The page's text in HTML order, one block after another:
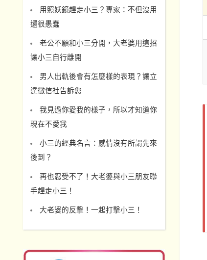
用照妖鏡趕走小三？專家：不但沒用
還很愚蠢
老公不願和小三分開，大老婆用這招
讓小三自行離開
男人出軌後會有怎麼樣的表現？讓立
達徵信社告訴您
我見過你愛我的樣子，所以才知道你
現在不愛我
小三的經典名言：感情沒有所謂先來
後到？
再也忍受不了！大老婆與小三朋友聯
手趕走小三！
大老婆的反擊！一起打擊小三！